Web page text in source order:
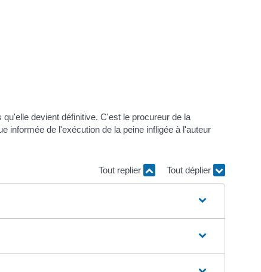
devient définitive. C'est le procureur de la
informée de l'exécution de la peine infligée à l'auteur
Tout replier Tout déplier